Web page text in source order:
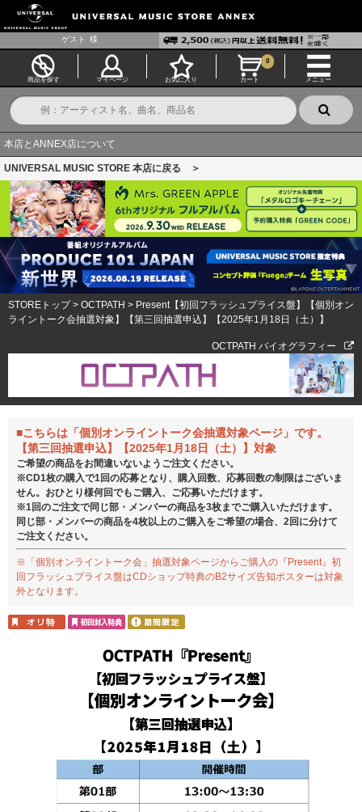
ゲスト 様
商品を探す マイページ お気に入り カート
0
メニュー
本店とANNEX店について
UNIVERSAL MUSIC STORE 本店に戻る ＞
STOREトップ> OCTPATH > Present【初回フラッシュプライス盤】【個別オン
ライントーク会抽選対象】【第三回抽選申込】【2025年1月18日（土）】
OCTPATH バイオグラフィー
■こちらは「個別オンライントーク会抽選対象ページ」です。
【第三回抽選申込】【2025年1月18日（土）】対象
ご希望の商品をお間違いないようご注文ください。
※CD1枚の購入で1回の応募となり、購入回数、応募回数の制限はございま
せん。おひとり様何回でもご購入、ご応募いただけます。
※1回のご注文で同じ部・メンバーの商品を3枚までご購入いただけます。
同じ部・メンバーの商品を4枚以上のご購入をご希望の場合、2回に分けて
ご注文ください。
※「個別オンライントーク会」抽選対象ページからご購入の『Present』初
回フラッシュプライス盤はCDショップ特典のB2サイズ告知ポスターは対象
外となります。